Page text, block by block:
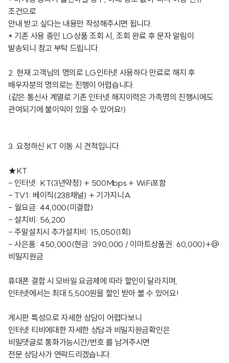
조건으로
안내 받고 싶다는 내용만 작성해주시면 됩니다.
* 기존 사용 중인 LG상품 조회 시, 조회 완료 후 문자 알림이
발송되니 참고 부탁 드립니다.
2. 현재 고객님의 명의로 LG인터넷 사용하다 만료로 해지 후
배우자분의 명의로는 진행이 어렵습니다.
(같은 통신사 계열로 기존 인터넷 해지이력은 가족명의 진행시에도
관여되기에 불이익이 있을 수 있어요!)
3. 요청하신 KT 이동 시 견적입니다.
★KT
- 인터넷: KT(3년약정) + 500Mbps + WiFi포함
- TV1: 베이직(238채널) + 기가지니A
- 월요금: 44,000(미결합)
- 설치비: 56,200
- 주말설치시 추가설치비: 15,050(1회)
- 사은품: 450,000(현금: 390,000 / 이마트상품권: 60,000)+@
비밀지원금
휴대폰 결합 시 모바일 요금제에 따라 할인이 달라지며,
인터넷에서는 최대 5,500원을 할인 받아 볼 수 있어요!
게시판 특성으로 자세한 상담이 어렵다보니
인터넷 티비에대한 자세한 상담과 비밀지원금확인은
비밀댓글로 통화가능시간/번호 를 남겨주시면
전문 상담사가 연락드리겠습니다.